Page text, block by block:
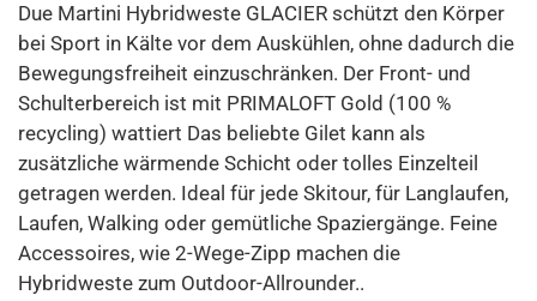
Due Martini Hybridweste GLACIER schützt den Körper
bei Sport in Kälte vor dem Auskühlen, ohne dadurch die
Bewegungsfreiheit einzuschränken. Der Front- und
Schulterbereich ist mit PRIMALOFT Gold (100 %
recycling) wattiert Das beliebte Gilet kann als
zusätzliche wärmende Schicht oder tolles Einzelteil
getragen werden. Ideal für jede Skitour, für Langlaufen,
Laufen, Walking oder gemütliche Spaziergänge. Feine
Accessoires, wie 2-Wege-Zipp machen die
Hybridweste zum Outdoor-Allrounder..